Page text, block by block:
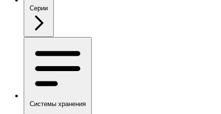
Серии
Системы хранения